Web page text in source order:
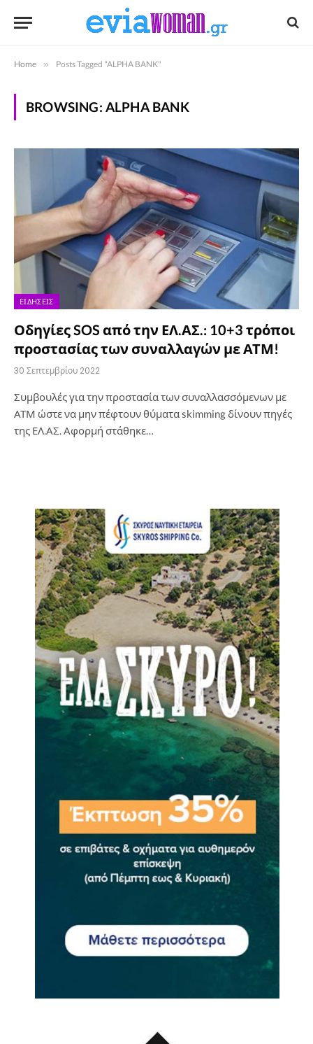
Home » Posts Tagged "ALPHA BANK"
BROWSING: ALPHA BANK
ΕΙΔΉΣΕΙΣ
Οδηγίες SOS από την ΕΛ.ΑΣ.: 10+3 τρόποι
προστασίας των συναλλαγών με ΑΤΜ!
30 Σεπτεμβρίου 2022
Συμβουλές για την προστασία των συναλλασσόμενων με
ΑΤΜ ώστε να μην πέφτουν θύματα skimming δίνουν πηγές
της ΕΛ.ΑΣ. Αφορμή στάθηκε…